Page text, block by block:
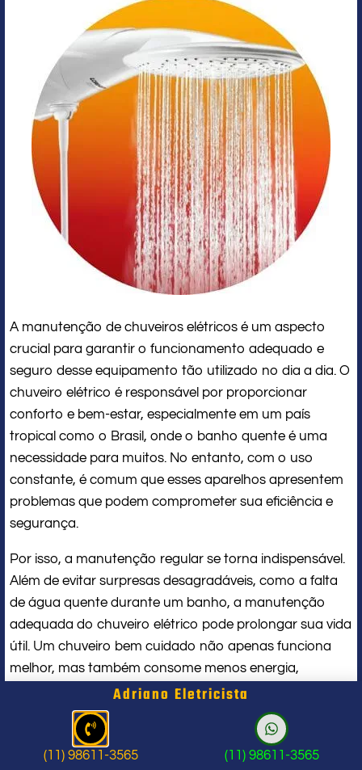
A manutenção de chuveiros elétricos é um aspecto
crucial para garantir o funcionamento adequado e
seguro desse equipamento tão utilizado no dia a dia. O
chuveiro elétrico é responsável por proporcionar
conforto e bem-estar, especialmente em um país
tropical como o Brasil, onde o banho quente é uma
necessidade para muitos. No entanto, com o uso
constante, é comum que esses aparelhos apresentem
problemas que podem comprometer sua eficiência e
segurança.
Por isso, a manutenção regular se torna indispensável.
Além de evitar surpresas desagradáveis, como a falta
de água quente durante um banho, a manutenção
adequada do chuveiro elétrico pode prolongar sua vida
útil. Um chuveiro bem cuidado não apenas funciona
melhor, mas também consome menos energia,
contribuindo para a economia na conta de luz.
Portanto, investir na manutenção desse equipamento
é uma decisão inteligente que traz benefícios tanto
Adriano Eletricista
(11) 98611-3565 (11) 98611-3565